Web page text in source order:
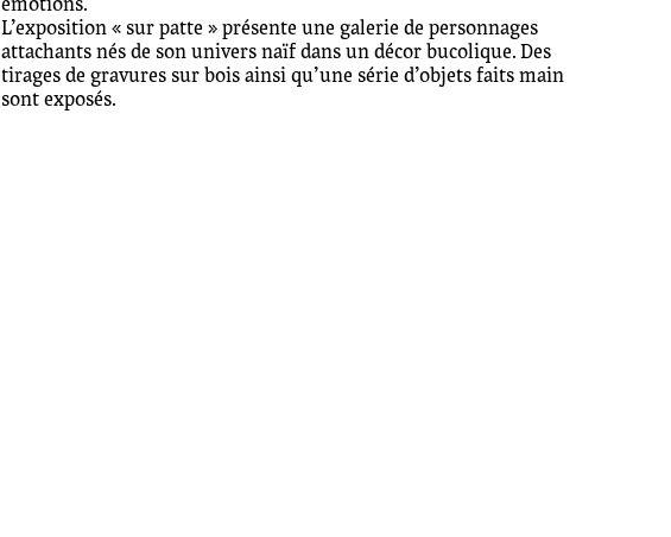
L’exposition « sur patte » présente une galerie de personnages
attachants nés de son univers naïf dans un décor bucolique. Des
tirages de gravures sur bois ainsi qu’une série d’objets faits main
sont exposés.